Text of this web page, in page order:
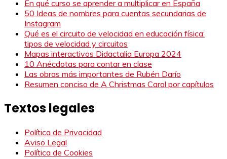
En qué curso se aprender a multiplicar en España
50 Ideas de nombres para cuentas secundarias de
Instagram
Qué es el circuito de velocidad en educación física:
tipos de velocidad y circuitos
Mapas interactivos Didactalia Europa 2024
10 Anécdotas para contar en clase
Las obras más importantes de Rubén Darío
Resumen conciso de A Christmas Carol por capítulos
Textos legales
Política de Privacidad
Aviso Legal
Política de Cookies